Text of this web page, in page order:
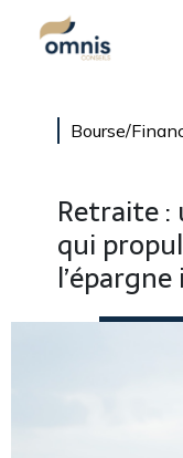
Bourse/
Retraite :
qui